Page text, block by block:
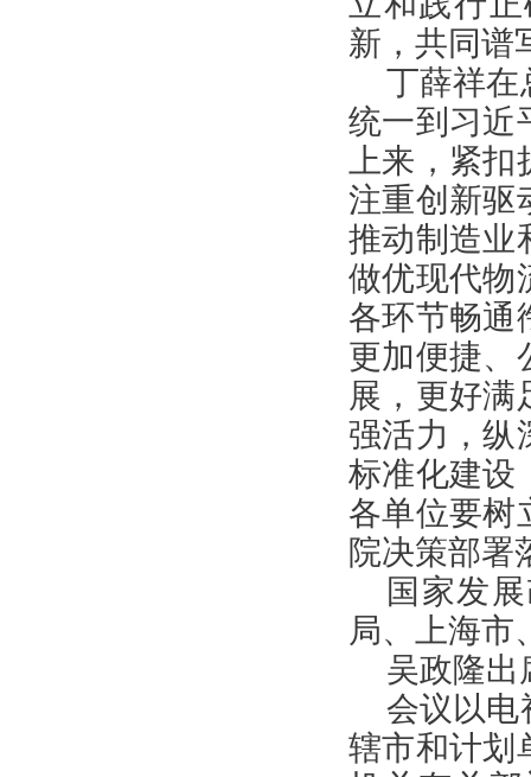
新，共同谱
丁薛祥在
统一到习近
上来，紧
注重创新驱
推动制造业
做优现代物
各环节畅通
更加便捷、
展，更好满
强活力，纵
标准化建设
各单位要树
院决策部署
国家发
局、上海市
吴政隆出
会议以电
辖市和计划